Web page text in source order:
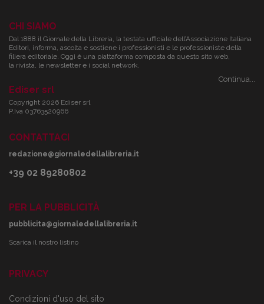
CHI SIAMO
Dal 1888 il Giornale della Libreria, la testata ufficiale dell’Associazione Italiana
Editori, informa, ascolta e sostiene i professionisti e le professioniste della
filiera editoriale. Oggi è una piattaforma composta da questo sito web,
la rivista, le newsletter e i social network.
Continua...
Ediser srl
Copyright 2026 Ediser srl
P.Iva 03763520966
CONTATTACI
redazione@giornaledellalibreria.it
+39 02 89280802
PER LA PUBBLICITÀ
pubblicita@giornaledellalibreria.it
Scarica il nostro listino
PRIVACY
Condizioni d'uso del sito